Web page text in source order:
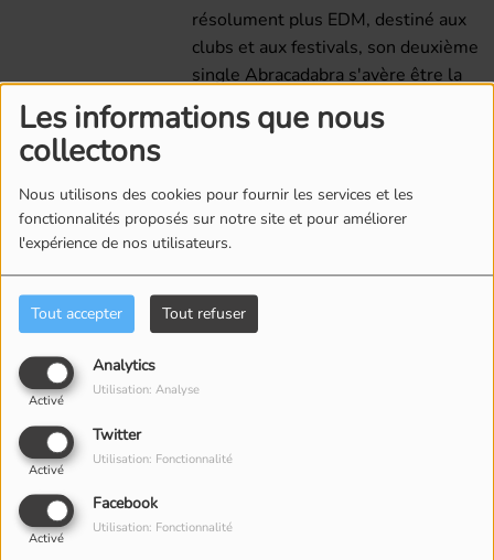
Les informations que nous
collectons
Nous utilisons des cookies pour fournir les services et les
fonctionnalités proposés sur notre site et pour améliorer
l'expérience de nos utilisateurs.
Tout accepter Tout refuser
Analytics
Activé
Utilisation: Analyse
Twitter
Activé
Utilisation: Fonctionnalité
Facebook
Activé
Utilisation: Fonctionnalité
résolument plus EDM, destiné aux
clubs et aux festivals, son deuxième
single Abracadabra s'avère être la
formule magique parfaite pour croire
et réaliser ses rêves, ce qui ouvrira la
Wonderful Land qui se veut un
à un nouveau monde et la chanson
thème de son propre festival du
jour à l'été 2023. Préparez-vous à
hypnotisé par l'univers éclectique de
•www.unicite.ca